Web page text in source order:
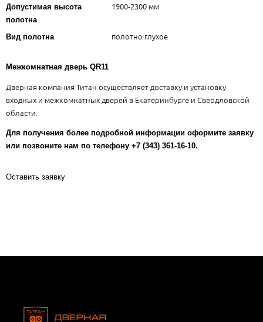
Допустимая высота
полотна
1900-2300 мм
Вид полотна полотно глухое
Межкомнатная дверь QR11
Дверная компания Титан осуществляет доставку и установку
входных и межкомнатных дверей в Екатеринбурге и Свердловской
области.
Для получения более подробной информации оформите заявку
или позвоните нам по телефону +7 (343) 361-16-10.
Оставить заявку